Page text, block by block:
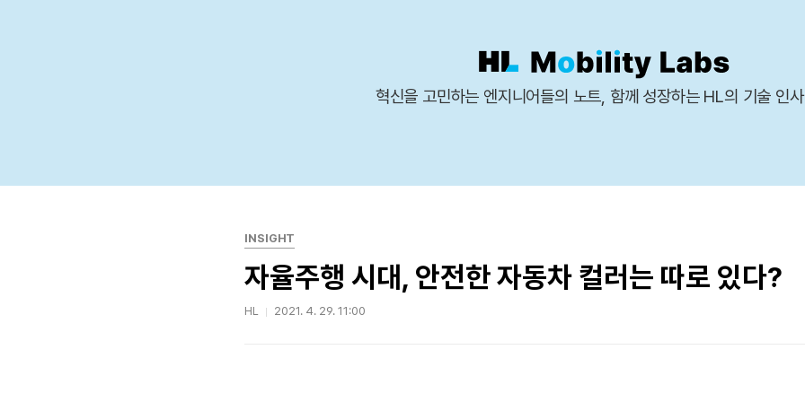
혁신을 고민하는 엔지니어들의 노트, 함께 성장하는 HL의 기술 인
INSIGHT
자율주행 시대, 안전한 자동차 컬러는 따로 있다?
HL 2021. 4. 29. 11:00